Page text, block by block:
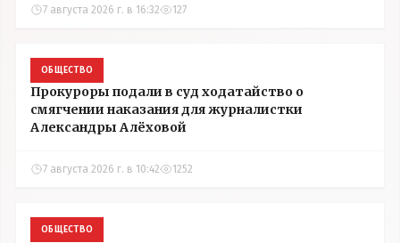
7 августа 2026 г. в 16:32 127
ОБЩЕСТВО
Прокуроры подали в суд ходатайство о
смягчении наказания для журналистки
Александры Алёховой
7 августа 2026 г. в 10:42 1252
ОБЩЕСТВО